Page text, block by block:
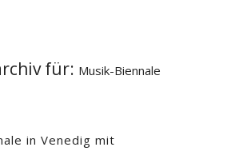
für: Musik-Biennale
in Venedig mit